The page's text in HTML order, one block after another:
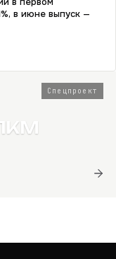
в июне выпуск —
Спецпроект